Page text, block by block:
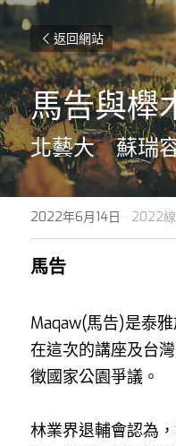
返回網站
馬告與櫸
北藝大　蘇瑞
2022年6月14日 · 2022線
馬告
Maqaw(馬告)是泰
在這次的講座及台
徵國家公園爭議。
林業界退輔會認為